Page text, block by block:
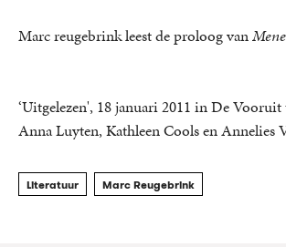
Marc reugebrink leest de proloog van
‘Uitgelezen', 18 januari 2011 in De Vooruit
Anna Luyten, Kathleen Cools en Annelies
Literatuur Marc Reugebrink